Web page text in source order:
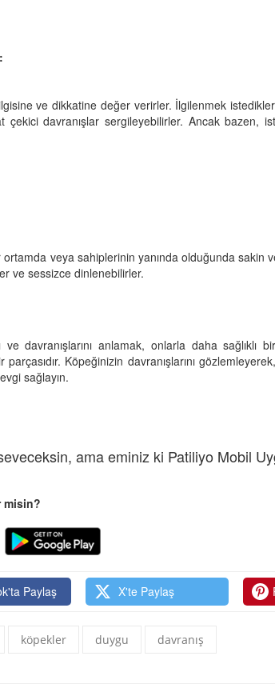
ve dikkatine değer verirler. İlgilenmek
çekici davranışlar sergileyebilirler. Ancak bazen,
ortamda veya sahiplerinin yanında olduğunda
ve sessizce dinlenebilirler.
ve davranışlarını anlamak, onlarla daha sağlıklı
parçasıdır. Köpeğinizin davranışlarını
sağlayın.
ama eminiz ki Patiliyo Mobil
misin?
Paylaş X'te Paylaş
köpekler duygu davranış